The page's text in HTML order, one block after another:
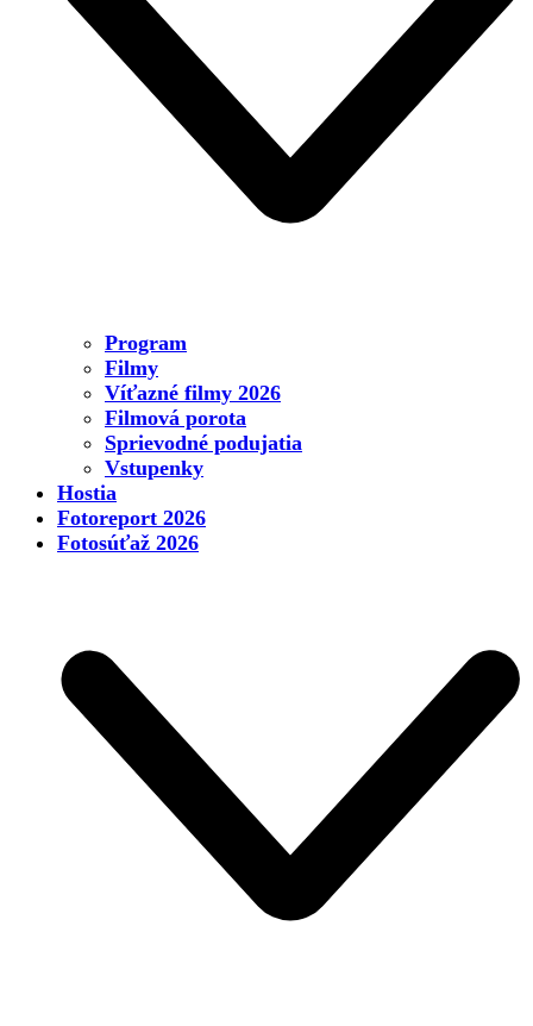
Program
Filmy
Víťazné filmy 2026
Filmová porota
Sprievodné podujatia
Vstupenky
Hostia
Fotoreport 2026
Fotosúťaž 2026